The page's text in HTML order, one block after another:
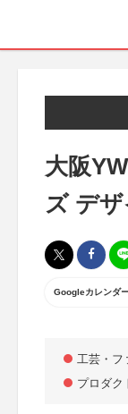
大阪
ズ デ
Googleカレンダ
工芸・フ
プロダク